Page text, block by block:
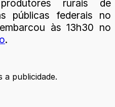
rurais de
públicas federais no
às 13h30 no
.
a publicidade.